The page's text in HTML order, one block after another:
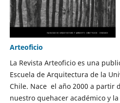
Arteoficio
La Revista Arteoficio es una
Escuela de Arquitectura de la
Chile. Nace el año 2000 a partir
nuestro quehacer académico y